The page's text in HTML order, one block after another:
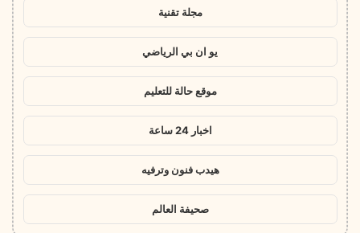
مجلة تقنية
يو ان بي الرياضي
موقع حالة للتعليم
اخبار 24 ساعة
هيدب فنون وترفيه
صحيفة العالم